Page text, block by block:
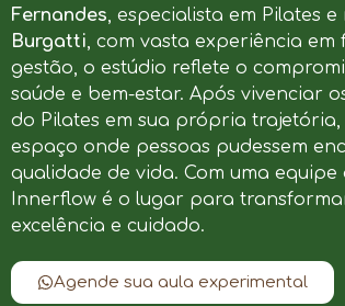
Fernandes, especialista em Pilates
Burgatti, com vasta experiência em
gestão, o estúdio reflete o
saúde e bem-estar. Após vivenciar
do Pilates em sua própria
espaço onde pessoas pudessem
qualidade de vida. Com uma
Innerflow é o lugar para
excelência e cuidado.
Agende sua aula experimental